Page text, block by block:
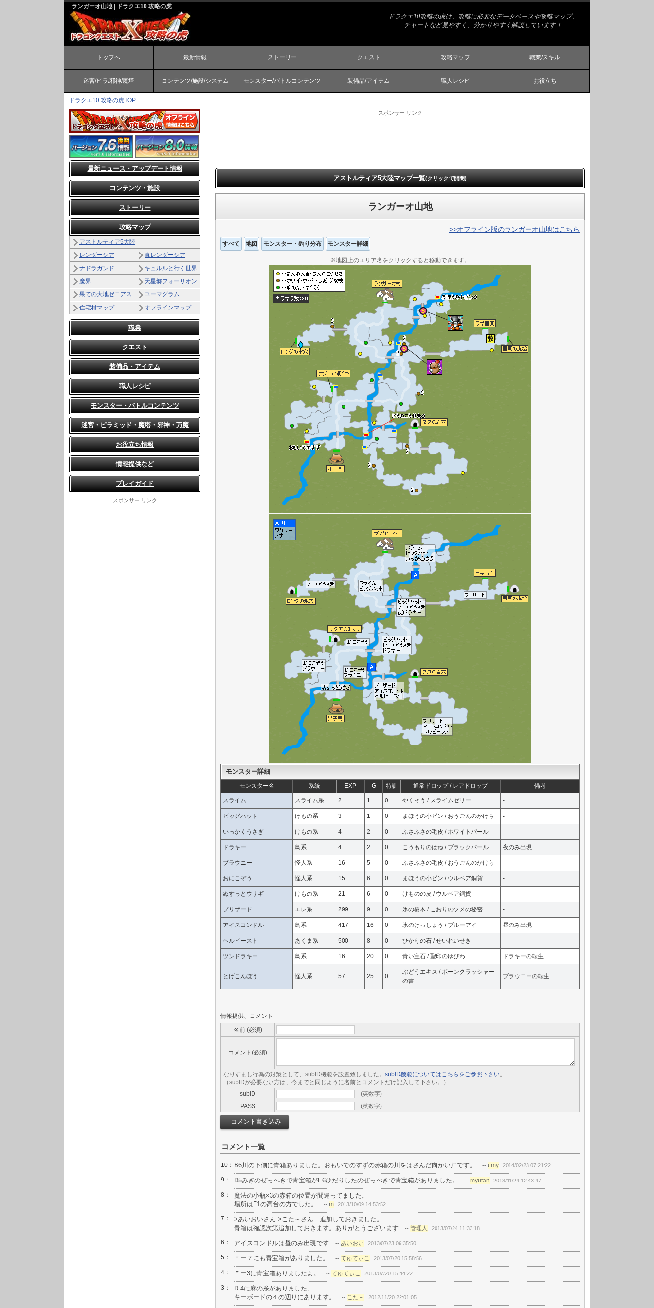
ランガーオ山地 | ドラクエ10 攻略の虎
ドラクエ10攻略の虎は、攻略に必要なデータベースや攻略マップ、
チャートなど見やすく、分かりやすく解説しています！
トップへ 最新情報 ストーリー クエスト 攻略マップ 職業/スキル
迷宮/ピラ/邪神/魔塔 コンテンツ/施設/システム モンスター/バトルコンテンツ 装備品/アイテム 職人レシピ お役立ち
ドラクエ10 攻略の虎TOP
スポンサー リンク
アストルティア5大陸マップ一覧(クリックで開閉)
ランガーオ山地
>>オフライン版のランガーオ山地はこちら
すべて 地図 モンスター・釣り分布 モンスター詳細
※地図上のエリア名をクリックすると移動できます。
モンスター詳細
モンスター名 系統 EXP G 特訓 通常ドロップ / レアドロップ 備考
スライム スライム系 2 1 0 やくそう / スライムゼリー -
ビッグハット けもの系 3 1 0 まほうの小ビン / おうごんのかけら -
いっかくうさぎ けもの系 4 2 0 ふさふさの毛皮 / ホワイトパール -
ドラキー 鳥系 4 2 0 こうもりのはね / ブラックパール 夜のみ出現
ブラウニー 怪人系 16 5 0 ふさふさの毛皮 / おうごんのかけら -
おにこぞう 怪人系 15 6 0 まほうの小ビン / ウルベア銅貨 -
ぬすっとウサギ けもの系 21 6 0 けものの皮 / ウルベア銅貨 -
ブリザード エレ系 299 9 0 氷の樹木 / こおりのツメの秘密 -
アイスコンドル 鳥系 417 16 0 氷のけっしょう / ブルーアイ 昼のみ出現
ヘルビースト あくま系 500 8 0 ひかりの石 / せいれいせき -
ツンドラキー 鳥系 16 20 0 青い宝石 / 聖印のゆびわ ドラキーの転生
とげこんぼう 怪人系 57 25 0
ぶどうエキス / ボーンクラッシャー
の書
ブラウニーの転生
情報提供、コメント
名前 (必須)
コメント(必須)
なりすまし行為の対策として、subID機能を設置致しました。 subID機能についてはこちらをご参照下さい。
（subIDが必要ない方は、今までと同じように名前とコメントだけ記入して下さい。）
subID
(英数字)
PASS
(英数字)
コメント一覧
10： B6川の下側に青箱ありました。おもいでのすずの赤箱の川をはさんだ向かい岸です。 -- umy 2014/02/23 07:21:22
9： D5みぎのぜっぺきで青宝箱がE6ひだりしたのぜっぺきで青宝箱がありました。 -- myutan 2013/11/24 12:43:47
8：
魔法の小瓶×3の赤箱の位置が間違ってました。
場所はF1の高台の方でした。
-- m 2013/10/09 14:53:52
7：
>あいおいさん >こた～さん 追加しておきました。
青箱は確認次第追加しておきます。ありがとうございます
-- 管理人 2013/07/24 11:33:18
6： アイスコンドルは昼のみ出現です -- あいおい 2013/07/23 06:35:50
5： Ｆー７にも青宝箱がありました。 -- てゅてぃこ 2013/07/20 15:58:56
4： Ｅー3に青宝箱ありましたよ。 -- てゅてぃこ 2013/07/20 15:44:22
3：
D-4に麻の糸がありました。
キーボードの４の辺りにあります。
-- こた～ 2012/11/20 22:01:05
最新ニュース・アップデート情報
コンテンツ・施設
ストーリー
攻略マップ
アストルティア5大陸
レンダーシア
真レンダーシア
ナドラガンド
キュルルと行く世界
魔界
天星郷フォーリオン
果ての大地ゼニアス
ユーマグラム
住宅村マップ
オフラインマップ
職業
クエスト
装備品・アイテム
職人レシピ
モンスター・バトルコンテンツ
迷宮・ピラミッド・魔塔・邪神・万魔
お役立ち情報
情報提供など
プレイガイド
スポンサー リンク